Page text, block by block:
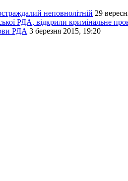
неповнолітній 29
РДА, відкрили кримінальне
РДА 3 березня 2015, 19:20